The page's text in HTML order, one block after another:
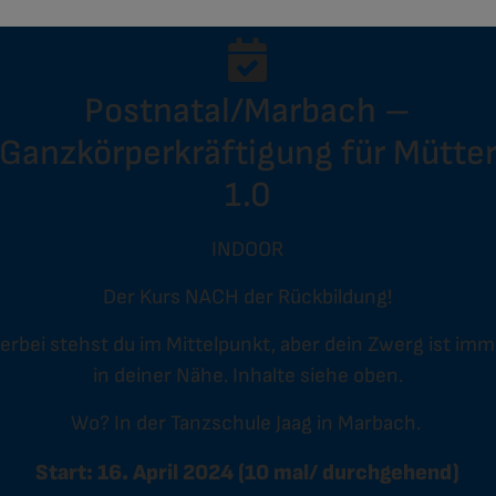
Postnatal/Marbach –
für Mütter
1.0
INDOOR
Der Kurs NACH der Rückbildung!
stehst du im Mittelpunkt, aber dein Zwerg ist
in deiner Nähe. Inhalte siehe oben.
Wo? In der Tanzschule Jaag in Marbach.
Start: 16. April 2024 (10 mal/ durchgehend)